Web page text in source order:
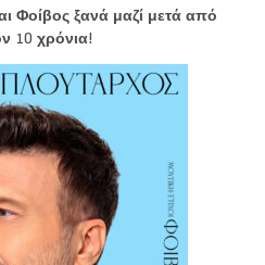
Φοίβος ξανά μαζί μετά από
10 χρόνια!